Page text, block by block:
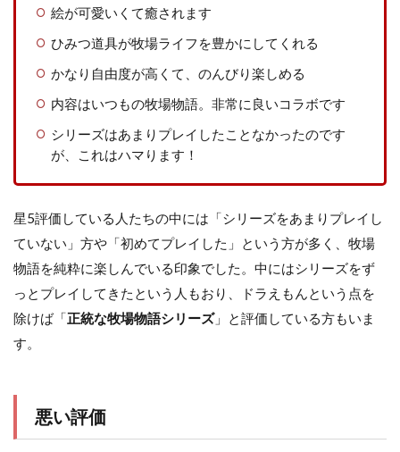
絵が可愛いくて癒されます
ひみつ道具が牧場ライフを豊かにしてくれる
かなり自由度が高くて、のんびり楽しめる
内容はいつもの牧場物語。非常に良いコラボです
シリーズはあまりプレイしたことなかったのです
が、これはハマります！
星5評価している人たちの中には「シリーズをあまりプレイし
ていない」方や「初めてプレイした」という方が多く、牧場
物語を純粋に楽しんでいる印象でした。中にはシリーズをず
っとプレイしてきたという人もおり、ドラえもんという点を
除けば「正統な牧場物語シリーズ」と評価している方もいま
す。
悪い評価